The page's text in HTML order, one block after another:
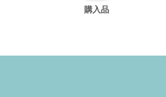
購入品